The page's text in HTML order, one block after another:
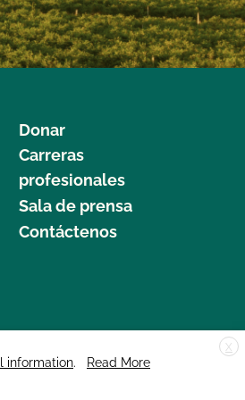
Donar
Carreras
profesionales
Sala de prensa
Contáctenos
CA 95060 © 2025 CCOF.org
X
information.
Read More